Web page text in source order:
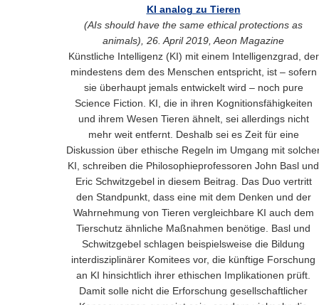
KI analog zu Tieren
(AIs should have the same ethical protections as
animals), 26. April 2019, Aeon Magazine
Künstliche Intelligenz (KI) mit einem Intelligenzgrad, der
mindestens dem des Menschen entspricht, ist – sofern
sie überhaupt jemals entwickelt wird – noch pure
Science Fiction. KI, die in ihren Kognitionsfähigkeiten
und ihrem Wesen Tieren ähnelt, sei allerdings nicht
mehr weit entfernt. Deshalb sei es Zeit für eine
Diskussion über ethische Regeln im Umgang mit
KI, schreiben die Philosophieprofessoren John Basl und
Eric Schwitzgebel in diesem Beitrag. Das Duo vertritt
den Standpunkt, dass eine mit dem Denken und der
Wahrnehmung von Tieren vergleichbare KI auch dem
Tierschutz ähnliche Maßnahmen benötige. Basl und
Schwitzgebel schlagen beispielsweise die Bildung
interdisziplinärer Komitees vor, die künftige Forschung
an KI hinsichtlich ihrer ethischen Implikationen prüft.
Damit solle nicht die Erforschung gesellschaftlicher